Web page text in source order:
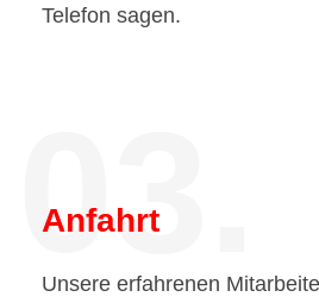
Telefon sagen.
03.
Anfahrt
Unsere erfahrenen